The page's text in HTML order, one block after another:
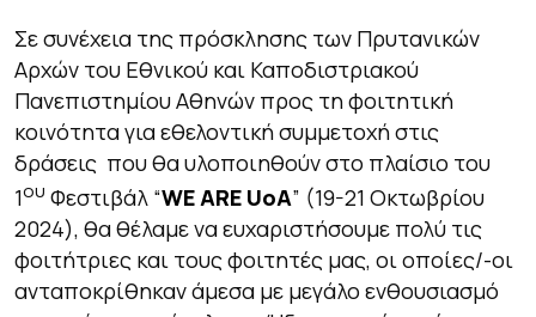
Σε συνέχεια της πρόσκλησης των Πρυτανικών
Αρχών του Εθνικού και Καποδιστριακού
Πανεπιστημίου Αθηνών προς τη φοιτητική
κοινότητα για εθελοντική συμμετοχή στις
δράσεις που θα υλοποιηθούν στο πλαίσιο του
1ου Φεστιβάλ “WE ARE UoA” (19-21 Οκτωβρίου
2024), θα θέλαμε να ευχαριστήσουμε πολύ τις
φοιτήτριες και τους φοιτητές μας, οι οποίες/-οι
ανταποκρίθηκαν άμεσα με μεγάλο ενθουσιασμό